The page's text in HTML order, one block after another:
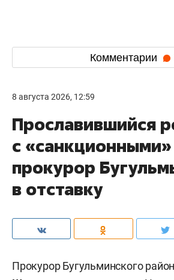
Комментарии
8 августа 2026, 12:59
Прославившийся
с
прокурор
в отставку
Прокурор Бугульминского